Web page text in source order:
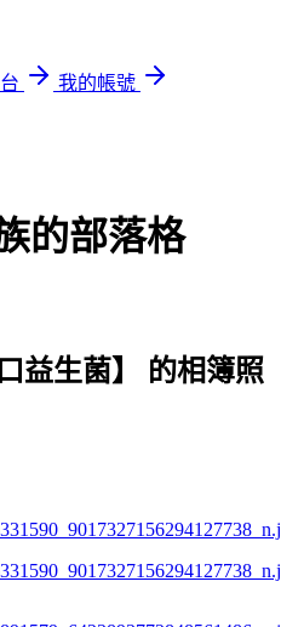
我的帳號
的部落格
益生菌】 的相簿照